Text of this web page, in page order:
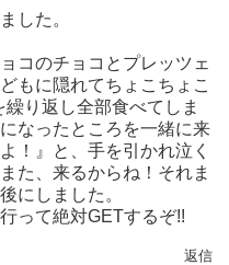
した。
コのチョコとプレッツェ
もに隠れてちょこちょこ
り返し全部食べてしま
なったところを一緒に来
！』と、手を引かれ泣く
た、来るからね！それま
にしました。
って絶対GETするぞ!!
返信